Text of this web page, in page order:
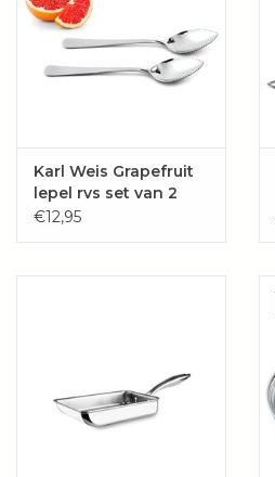
Karl Weis Grapefruit
lepel rvs set van 2
€12,95